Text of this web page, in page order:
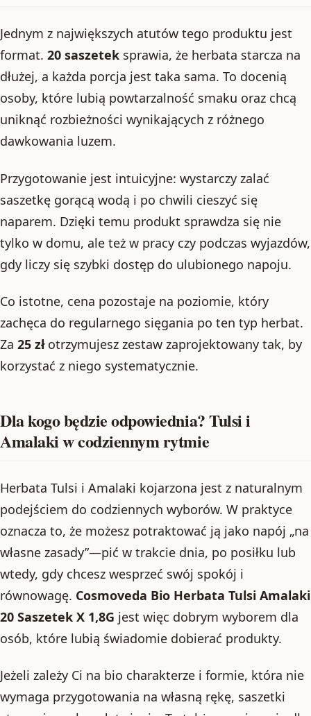
Jednym z największych atutów tego produktu jest
format. 20 saszetek sprawia, że herbata starcza na
dłużej, a każda porcja jest taka sama. To docenią
osoby, które lubią powtarzalność smaku oraz chcą
uniknąć rozbieżności wynikających z różnego
dawkowania luzem.
Przygotowanie jest intuicyjne: wystarczy zalać
saszetkę gorącą wodą i po chwili cieszyć się
naparem. Dzięki temu produkt sprawdza się nie
tylko w domu, ale też w pracy czy podczas wyjazdów,
gdy liczy się szybki dostęp do ulubionego napoju.
Co istotne, cena pozostaje na poziomie, który
zachęca do regularnego sięgania po ten typ herbat.
Za 25 złotrzymujesz zestaw zaprojektowany tak, by
korzystać z niego systematycznie.
Dla kogo będzie odpowiednia? Tulsi i
Amalaki w codziennym rytmie
Herbata Tulsi i Amalaki kojarzona jest z naturalnym
podejściem do codziennych wyborów. W praktyce
oznacza to, że możesz potraktować ją jako napój „na
własne zasady”—pić w trakcie dnia, po posiłku lub
wtedy, gdy chcesz wesprzeć swój spokój i
równowagę. Cosmoveda Bio Herbata Tulsi Amalaki
20 Saszetek X 1,8G jest więc dobrym wyborem dla
osób, które lubią świadomie dobierać produkty.
Jeżeli zależy Ci na bio charakterze i formie, która nie
wymaga przygotowania na własną rękę, saszetki